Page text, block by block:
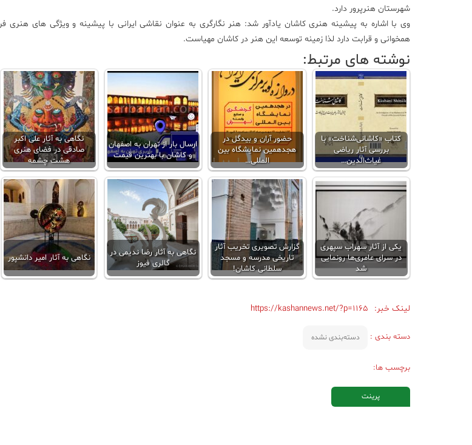
شهرستان هنرپرور دارد.
وی با اشاره به پیشینه هنری کاشان یادآور شد: هنر نگارگری به عنوان نقاشی ایرانی با پیشینه و ویژگی های هنری
همخوانی و قرابت دارد لذا زمینه توسعه این هنر در کاشان مهیاست.
نوشته های مرتبط:
کتاب «کاشانی‌شناخت» با
بررسی آثار ریاضی
غیاث‌الدین…
حضور آران و بیدگل در
هجدهمین نمایشگاه بین
المللی…
ارسال بار از تهران به اصفهان
و کاشان با بهترین قیمت
نگاهی به آثار علی اکبر
صادقی در فضای هنری
هشت چشمه
یکی از آثار سهراب سپهری
در سرای عامری‌ها رونمایی
شد
گزارش تصویری تخریب آثار
تاریخی مدرسه و مسجد
سلطانی کاشان!
نگاهی به آثار رضا ندیمی در
گالری فیوز
نگاهی به آثار امیر دانشپور
لینک خبر: https://kashannews.net/?p=1165
دسته بندی : دسته‌بندی نشده
برچسب ها:
پرینت